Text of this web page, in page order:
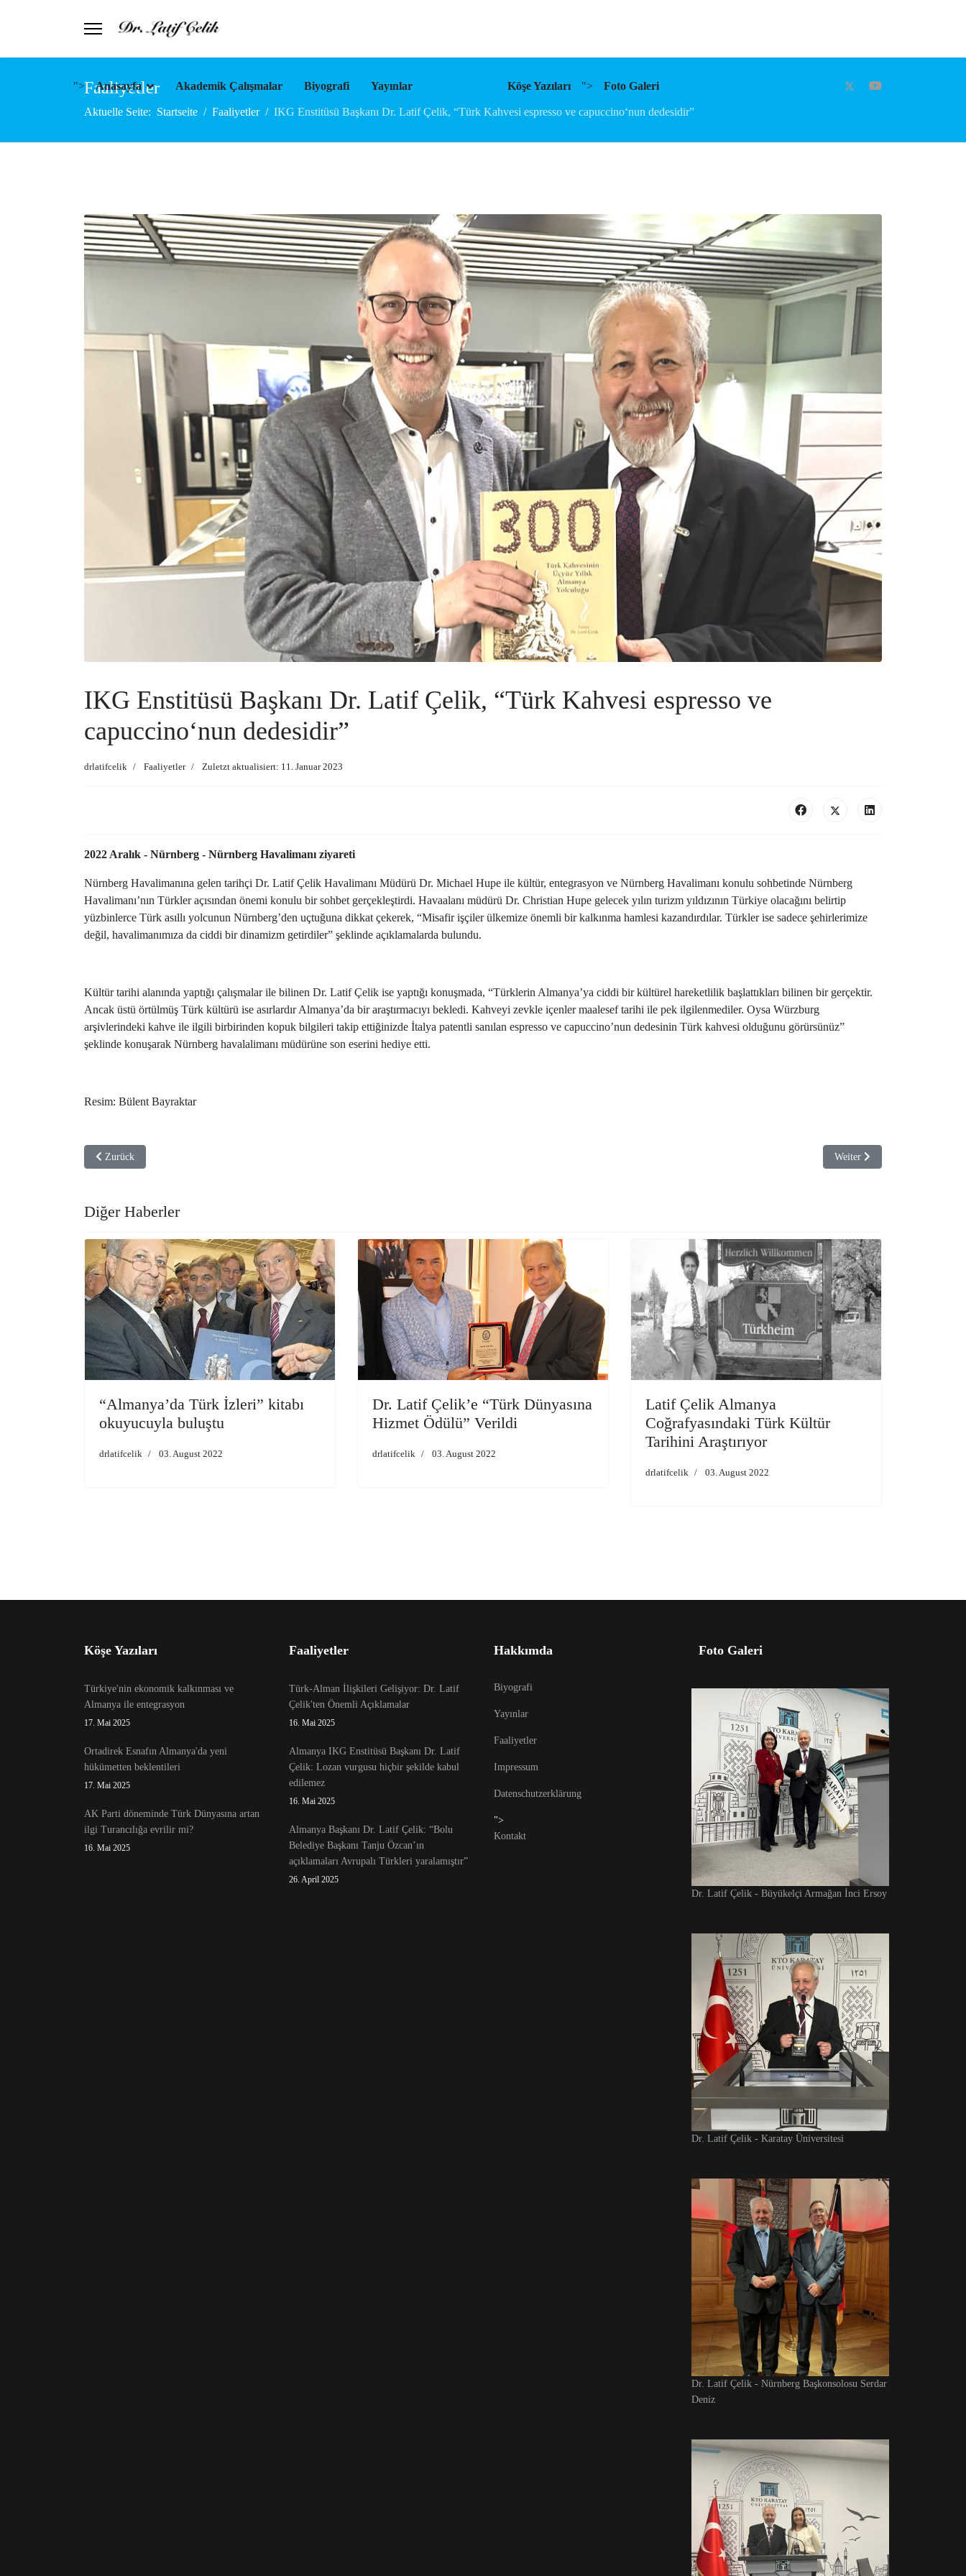
"> Anasayfa Akademik Çalışmalar Biyografi Yayınlar Köşe Yazıları "> Foto Galeri
Faaliyetler
Aktuelle Seite: Startseite Faaliyetler IKG Enstitüsü Başkanı Dr. Latif Çelik, “Türk Kahvesi espresso ve capuccino‘nun dedesidir”
IKG Enstitüsü Başkanı Dr. Latif Çelik, “Türk Kahvesi espresso ve
capuccino‘nun dedesidir”
drlatifcelik Faaliyetler Zuletzt aktualisiert: 11. Januar 2023
2022 Aralık - Nürnberg - Nürnberg Havalimanı ziyareti
Nürnberg Havalimanına gelen tarihçi Dr. Latif Çelik Havalimanı Müdürü Dr. Michael Hupe ile kültür, entegrasyon ve Nürnberg Havalimanı konulu sohbetinde Nürnberg
Havalimanı’nın Türkler açısından önemi konulu bir sohbet gerçekleştirdi. Havaalanı müdürü Dr. Christian Hupe gelecek yılın turizm yıldızının Türkiye olacağını belirtip
yüzbinlerce Türk asıllı yolcunun Nürnberg’den uçtuğuna dikkat çekerek, “Misafir işçiler ülkemize önemli bir kalkınma hamlesi kazandırdılar. Türkler ise sadece şehirlerimize
değil, havalimanımıza da ciddi bir dinamizm getirdiler” şeklinde açıklamalarda bulundu.
Kültür tarihi alanında yaptığı çalışmalar ile bilinen Dr. Latif Çelik ise yaptığı konuşmada, “Türklerin Almanya’ya ciddi bir kültürel hareketlilik başlattıkları bilinen bir gerçektir.
Ancak üstü örtülmüş Türk kültürü ise asırlardır Almanya’da bir araştırmacıyı bekledi. Kahveyi zevkle içenler maalesef tarihi ile pek ilgilenmediler. Oysa Würzburg
arşivlerindeki kahve ile ilgili birbirinden kopuk bilgileri takip ettiğinizde İtalya patentli sanılan espresso ve capuccino’nun dedesinin Türk kahvesi olduğunu görürsünüz”
şeklinde konuşarak Nürnberg havalalimanı müdürüne son eserini hediye etti.
Resim: Bülent Bayraktar
Vorheriger Beitrag: IKG Enstitüsü Başkanı Dr. Latif Çelik; “Türkler, Türk Kahvesi‘nin kültürel mirasına sahip çıkmalıdırlar”
Zurück Nächster Beitrag: Dr. Latif
Weiter
Diğer Haberler
“Almanya’da Türk İzleri” kitabı
okuyucuyla buluştu
drlatifcelik 03. August 2022
Dr. Latif Çelik’e “Türk Dünyasına
Hizmet Ödülü” Verildi
drlatifcelik 03. August 2022
Latif Çelik Almanya
Coğrafyasındaki Türk Kültür
Tarihini Araştırıyor
drlatifcelik 03. August 2022
Köşe Yazıları
Türkiye'nin ekonomik kalkınması ve
Almanya ile entegrasyon
17. Mai 2025
Ortadirek Esnafın Almanya'da yeni
hükümetten beklentileri
17. Mai 2025
AK Parti döneminde Türk Dünyasına artan
ilgi Turancılığa evrilir mi?
16. Mai 2025
Faaliyetler
Türk-Alman İlişkileri Gelişiyor: Dr. Latif
Çelik'ten Önemli Açıklamalar
16. Mai 2025
Almanya IKG Enstitüsü Başkanı Dr. Latif
Çelik: Lozan vurgusu hiçbir şekilde kabul
edilemez
16. Mai 2025
Almanya Başkanı Dr. Latif Çelik: “Bolu
Belediye Başkanı Tanju Özcan’ın
açıklamaları Avrupalı Türkleri yaralamıştır”
26. April 2025
Hakkımda
Biyografi
Yayınlar
Faaliyetler
Impressum
Datenschutzerklärung
">
Kontakt
Foto Galeri
Dr. Latif Çelik - Büyükelçi Armağan İnci Ersoy
Dr. Latif Çelik - Karatay Üniversitesi
Dr. Latif Çelik - Nürnberg Başkonsolosu Serdar
Deniz